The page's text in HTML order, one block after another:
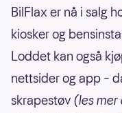
BilFlax er nå i salg
kiosker og
Loddet kan også
nettsider og app –
skrapestøv (les mer